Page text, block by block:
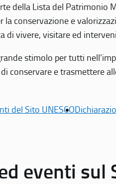
della Lista del Patrimonio
la conservazione e
di vivere, visitare ed
stimolo per tutti
conservare e trasmettere
del Sito UNESCO
eventi sul